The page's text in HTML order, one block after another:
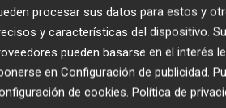
de crear nuevos
porque «si no disponemos
a los investigadores de que
Valenciana a hacer
procesar sus datos para estos y
y características del dispositivo.
pueden basarse en el interés
en Configuración de publicidad.
de cookies. Política de